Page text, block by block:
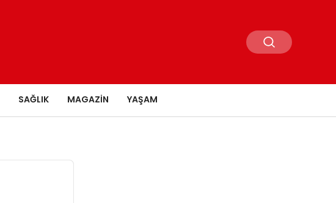
SAĞLIK MAGAZIN YAŞAM